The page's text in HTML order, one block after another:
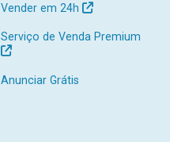
Vender em 24h
Serviço de Venda Premium
Anunciar Grátis